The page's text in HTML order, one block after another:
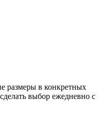
размеры в конкретных
выбор ежедневно c